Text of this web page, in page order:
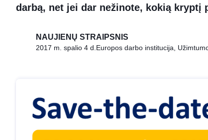
darbą, net jei dar nežinote, kokią kryptį
NAUJIENŲ STRAIPSNIS
2017 m. spalio 4 d.Europos darbo institucija,